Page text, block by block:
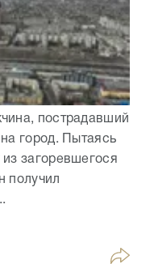
пострадавший
город. Пытаясь
загоревшегося
получил